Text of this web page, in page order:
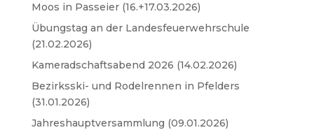
Moos in Passeier (16.+17.03.2026)
Übungstag an der Landesfeuerwehrschule
(21.02.2026)
Kameradschaftsabend 2026 (14.02.2026)
Bezirksski- und Rodelrennen in Pfelders
(31.01.2026)
Jahreshauptversammlung (09.01.2026)